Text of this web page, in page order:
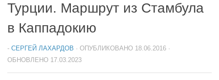
Турции. Маршрут из Стамбула
в Каппадокию
- СЕРГЕЙ ЛАХАРДОВ · ОПУБЛИКОВАНО 18.06.2016 ·
ОБНОВЛЕНО 17.03.2023